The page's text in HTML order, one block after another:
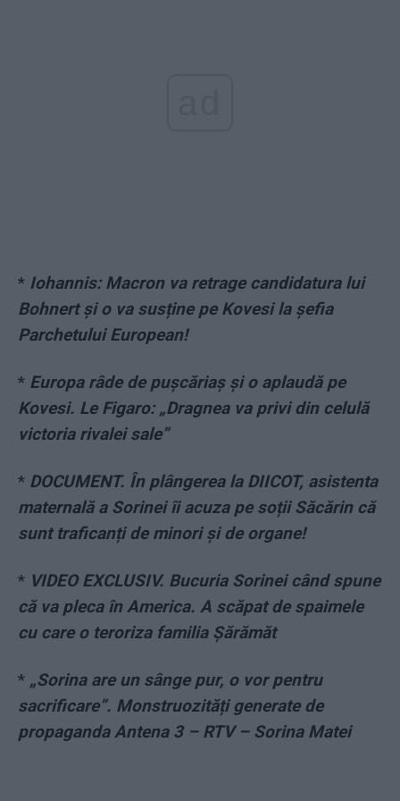
* Iohannis: Macron va retrage candidatura lui
Bohnert și o va susține pe Kovesi la șefia
Parchetului European!
* Europa râde de pușcăriaș și o aplaudă pe
Kovesi. Le Figaro: „Dragnea va privi din celulă
victoria rivalei sale”
* DOCUMENT. În plângerea la DIICOT, asistenta
maternală a Sorinei îi acuza pe soții Săcărin că
sunt traficanți de minori și de organe!
* VIDEO EXCLUSIV. Bucuria Sorinei când spune
că va pleca în America. A scăpat de spaimele
cu care o teroriza familia Șărămăt
* „Sorina are un sânge pur, o vor pentru
sacrificare”. Monstruozități generate de
propaganda Antena 3 – RTV – Sorina Matei